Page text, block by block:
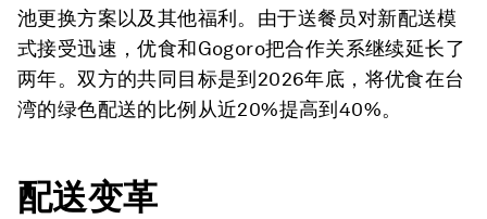
池更换方案以及其他福利。由于送餐员对新配送模
式接受迅速，优食和Gogoro把合作关系继续延长了
两年。双方的共同目标是到2026年底，将优食在台
湾的绿色配送的比例从近20%提高到40%。
配送变革